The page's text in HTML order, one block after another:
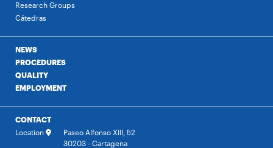
Research Groups
Cátedras
NEWS
PROCEDURES
QUALITY
EMPLOYMENT
CONTACT
Location
Paseo Alfonso XIII, 52
30203 - Cartagena